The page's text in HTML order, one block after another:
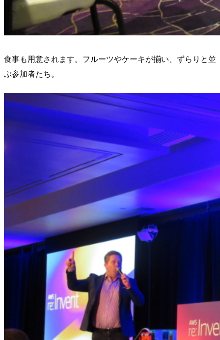
食事も用意されます。フルーツやケーキが揃い、ずらりと並
ぶ参加者たち。